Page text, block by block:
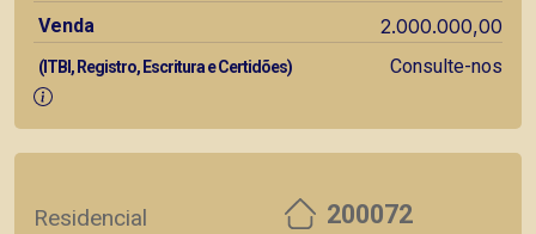
Venda
2.000.000,00
(ITBI, Registro, Escritura e Certidões) Consulte-nos
Residencial 200072